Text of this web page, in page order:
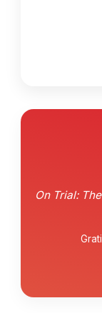
On Trial: